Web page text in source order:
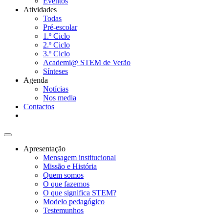
Atividades
Todas
Pré-escolar
1.º Ciclo
2.º Ciclo
3.º Ciclo
Academi@ STEM de Verão
Sínteses
Agenda
Notícias
Nos media
Contactos
Apresentação
Mensagem institucional
Missão e História
Quem somos
O que fazemos
O que significa STEM?
Modelo pedagógico
Testemunhos